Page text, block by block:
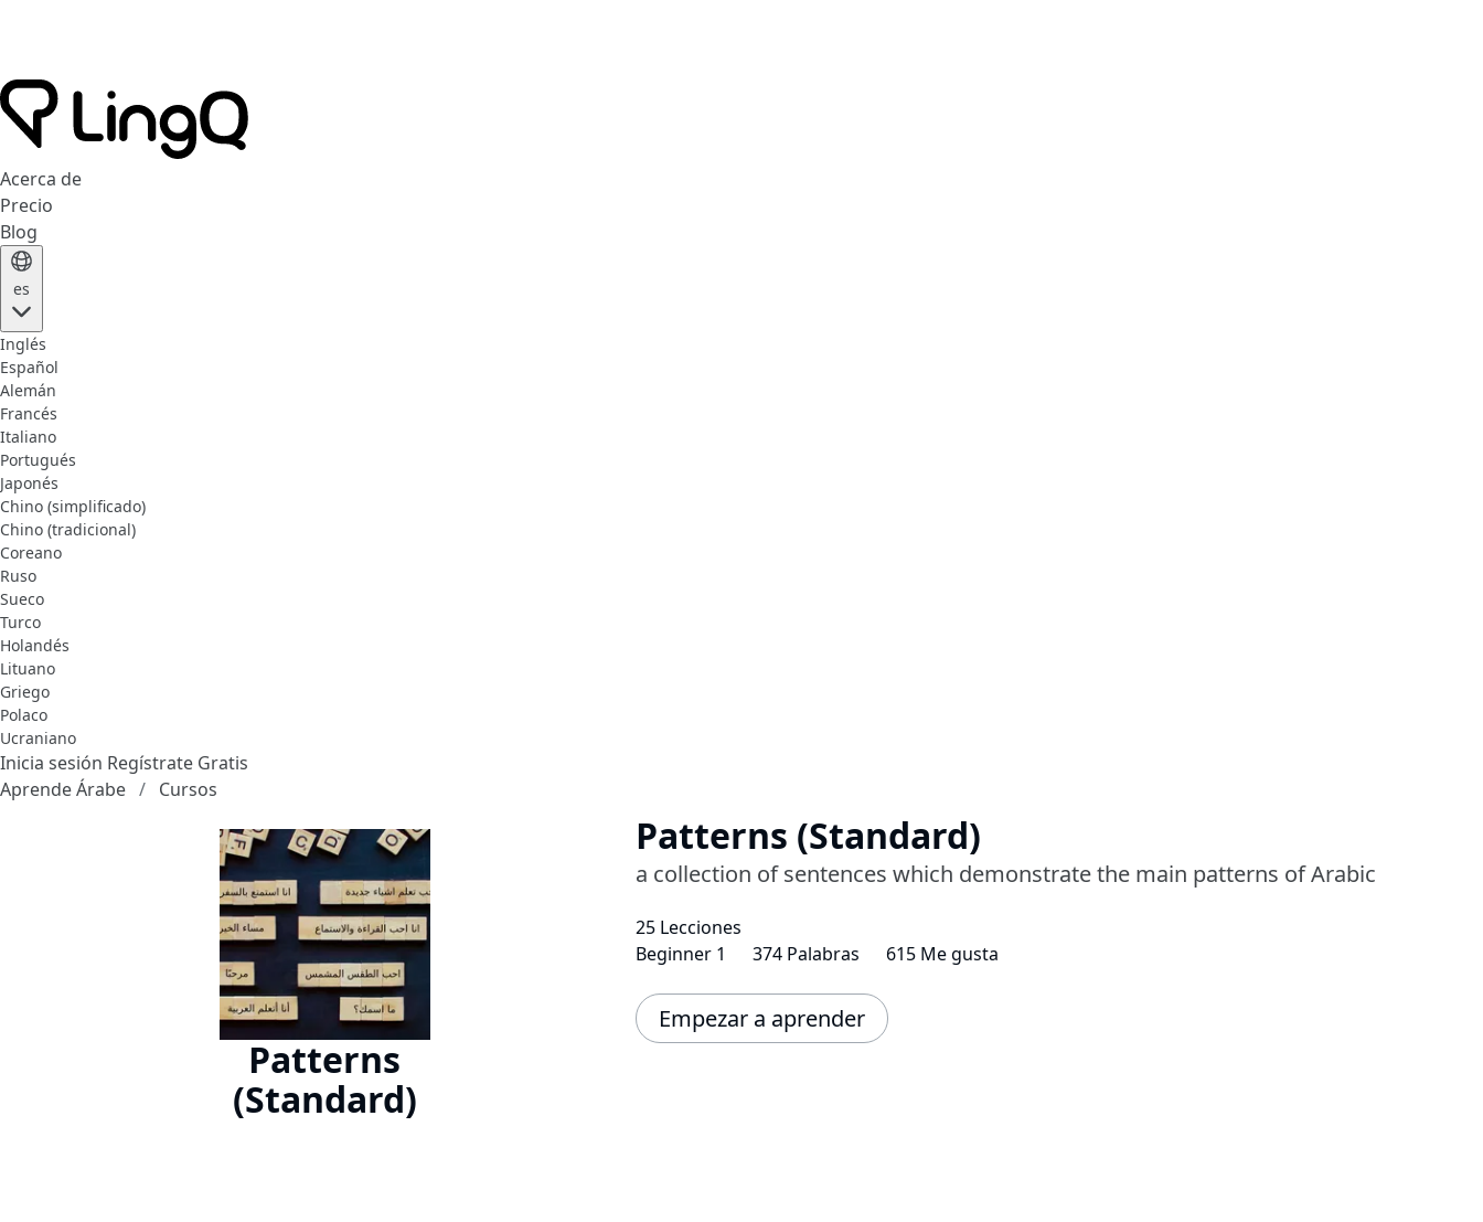
Acerca de
Precio
Blog
es
Inglés
Español
Alemán
Francés
Italiano
Portugués
Japonés
Chino (simplificado)
Chino (tradicional)
Coreano
Ruso
Sueco
Turco
Holandés
Lituano
Griego
Polaco
Ucraniano
Inicia sesión Regístrate Gratis
Aprende Árabe
Cursos
Patterns
(Standard)
Patterns (Standard)
a collection of sentences which demonstrate the main patterns of Arabic
25 Lecciones
Beginner 1
374 Palabras 615 Me gusta
Empezar a aprender